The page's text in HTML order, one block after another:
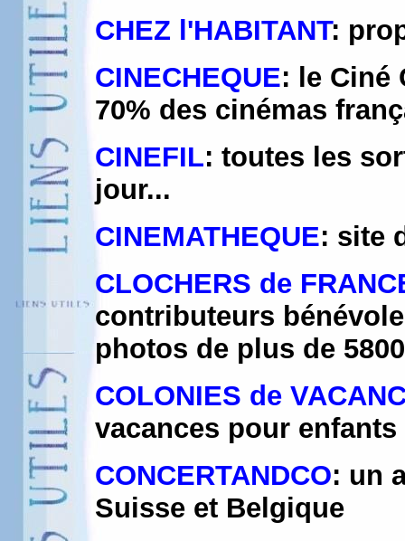
CHEZ l'HABITANT:
CINECHEQUE: le Ciné
70% des cinémas
CINEFIL: toutes les
jour...
CINEMATHEQUE: site
CLOCHERS de
contributeurs
photos de plus de
COLONIES de
vacances pour
CONCERTANDCO: un
Suisse et Belgique